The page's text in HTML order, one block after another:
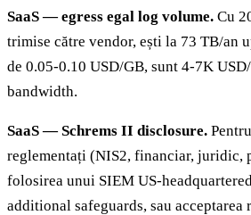
SaaS — egress egal log volume. Cu
trimise către vendor, ești la 73 TB/an
de 0.05-0.10 USD/GB, sunt 4-7K
bandwidth.
SaaS — Schrems II disclosure.
reglementați (NIS2, financiar, juridic,
folosirea unui SIEM US-
additional safeguards, sau acceptarea